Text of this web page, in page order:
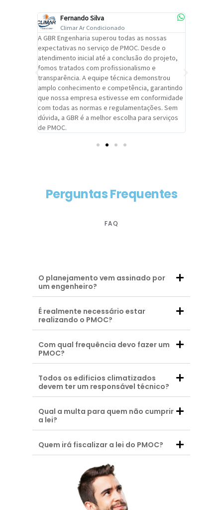
Fernando Silva
Climar Ar Condicionado
A GBR Engenharia superou todas as nossas
expectativas no serviço de PMOC. Desde o
atendimento inicial até a conclusão do projeto,
fomos tratados com profissionalismo e
transparência. A equipe técnica demonstrou
amplo conhecimento e competência, garantindo
que nossa empresa estivesse em conformidade
com todas as normas e regulamentações. Sem
dúvida, a GBR é a melhor escolha para serviços
de PMOC.
Perguntas Frequentes
FAQ
O planejamento vem assinado por
um engenheiro?
É realmente necessário estar
realizando o PMOC?
Com qual frequência devo fazer um
PMOC?
Todos os edificios climatizados
devem ter um responsável técnico?
Qual a multa para quem não cumprir
a lei?
Quem irá fiscalizar a lei do PMOC?